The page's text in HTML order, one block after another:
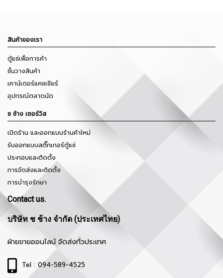
สินค้าของเรา
ตู้แช่เพื่อการค้า
ชั้นวางสินค้า
เคาน์เตอร์แคชเชียร์
อุปกรณ์ตลาดนัด
ช ช้าง เซอร์วิส
เปิดร้าน และออกแบบร้านค้าใหม่
รับออกแบบสติ๊กเกอร์ตู้แช่
ประกอบและติดตั้ง
การจัดส่งและติดตั้ง
การบำรุงรักษา
Contact us.
บริษัท ช ช้าง จำกัด (ประเทศไทย)
ฝ่ายขายออนไลน์ จัดส่งทั่วประเทศ
Tel : 094-589-4525